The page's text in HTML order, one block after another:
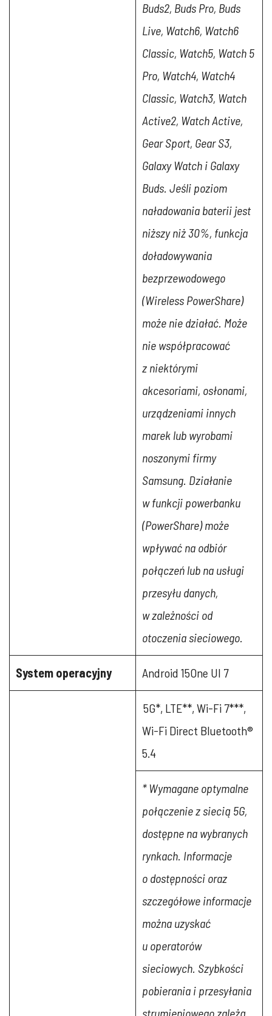
Buds2, Buds Pro, Buds
Live, Watch6, Watch6
Classic, Watch5, Watch 5
Pro, Watch4, Watch4
Classic, Watch3, Watch
Active2, Watch Active,
Gear Sport, Gear S3,
Galaxy Watch i Galaxy
Buds. Jeśli poziom
naładowania baterii jest
niższy niż 30%, funkcja
doładowywania
bezprzewodowego
(Wireless PowerShare)
może nie działać. Może
nie współpracować
z niektórymi
akcesoriami, osłonami,
urządzeniami innych
marek lub wyrobami
noszonymi firmy
Samsung. Działanie
w funkcji powerbanku
(PowerShare) może
wpływać na odbiór
połączeń lub na usługi
przesyłu danych,
w zależności od
otoczenia sieciowego.
System operacyjny Android 15One UI 7
5G*, LTE**, Wi-Fi 7***,
Wi-Fi Direct Bluetooth®
5.4
* Wymagane optymalne
połączenie z siecią 5G,
dostępne na wybranych
rynkach. Informacje
o dostępności oraz
szczegółowe informacje
można uzyskać
u operatorów
sieciowych. Szybkości
pobierania i przesyłania
strumieniowego zależą